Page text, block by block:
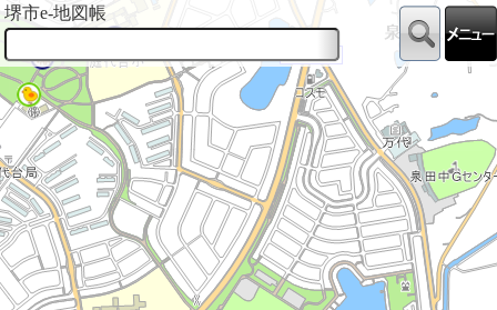
堺市e-地図帳